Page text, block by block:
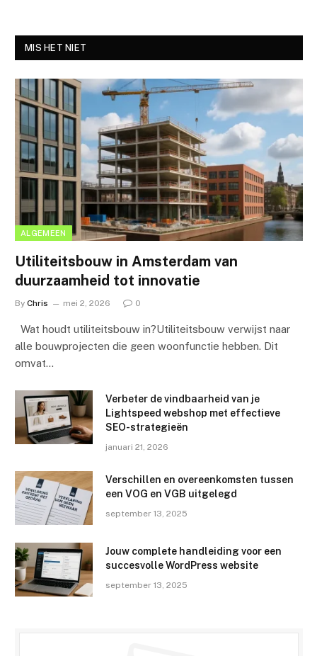
MIS HET NIET
ALGEMEEN
Utiliteitsbouw in Amsterdam van
duurzaamheid tot innovatie
By Chris mei 2, 2026 0
Wat houdt utiliteitsbouw in?Utiliteitsbouw verwijst naar
alle bouwprojecten die geen woonfunctie hebben. Dit
omvat…
Verbeter de vindbaarheid van je
Lightspeed webshop met effectieve
SEO-strategieën
januari 21, 2026
Verschillen en overeenkomsten tussen
een VOG en VGB uitgelegd
september 13, 2025
Jouw complete handleiding voor een
succesvolle WordPress website
september 13, 2025